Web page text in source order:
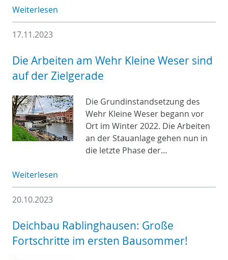
Weiterlesen
17.11.2023
Die Arbeiten am Wehr Kleine Weser sind
auf der Zielgerade
Die Grundinstandsetzung des
Wehr Kleine Weser begann vor
Ort im Winter 2022. Die Arbeiten
an der Stauanlage gehen nun in
die letzte Phase der…
Weiterlesen
20.10.2023
Deichbau Rablinghausen: Große
Fortschritte im ersten Bausommer!